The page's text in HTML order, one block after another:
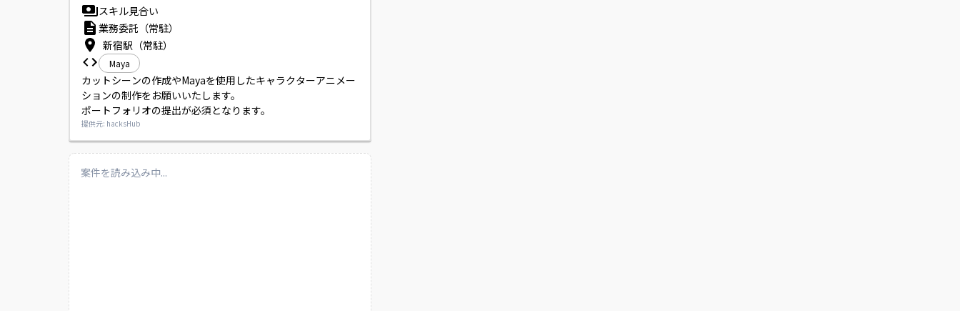
スキル見合い
業務委託（常駐）
新宿駅（常駐）
Maya
カットシーンの作成やMayaを使用したキャラクターアニメー
ションの制作をお願いいたします。
ポートフォリオの提出が必須となります。
提供元: hacksHub
案件を読み込み中...